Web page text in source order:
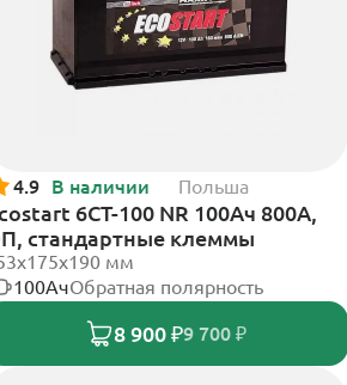
4.9 В наличии Польша
6CT-100 NR 100Ач 800А,
стандартные клеммы
мм
100АчОбратная полярность
8 900 ₽9 700 ₽